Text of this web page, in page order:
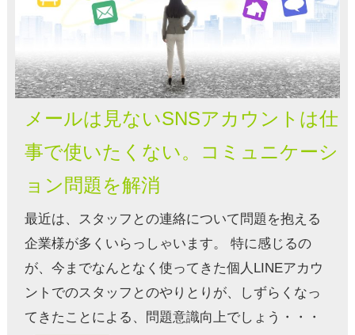
メールは見ないSNSアカウントは仕
事で使いたくない。コミュニケーシ
ョン問題を解消
最近は、スタッフとの連絡について問題を抱える
企業様が多くいらっしゃいます。 特に感じるの
が、今までなんとなく使ってきた個人LINEアカウ
ントでのスタッフとのやりとりが、しずらくなっ
てきたことによる、問題意識向上でしょう・・・